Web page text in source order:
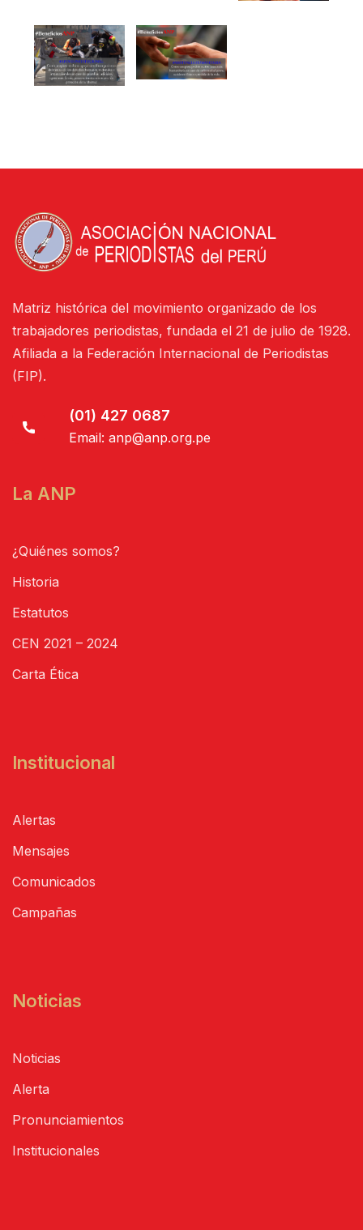
Matriz histórica del movimiento organizado de los
trabajadores periodistas, fundada el 21 de julio de 1928.
Afiliada a la Federación Internacional de Periodistas
(FIP).
(01) 427 0687
Email: anp@anp.org.pe
La ANP
¿Quiénes somos?
Historia
Estatutos
CEN 2021 – 2024
Carta Ética
Institucional
Alertas
Mensajes
Comunicados
Campañas
Noticias
Noticias
Alerta
Pronunciamientos
Institucionales